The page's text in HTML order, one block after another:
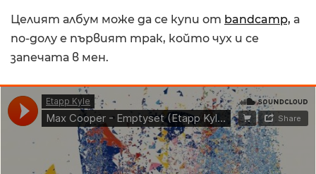
Целият албум може да се купи от bandcamp, a
по-долу е първият трак, който чух и се
запечата в мен.